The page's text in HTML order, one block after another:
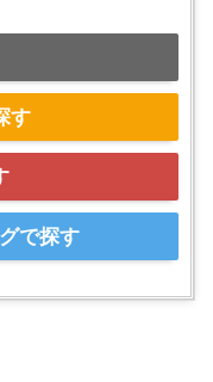
す
で探す